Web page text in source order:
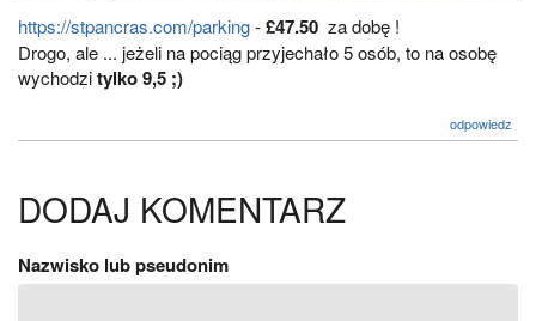
https://stpancras.com/parking-£47.50 za dobę !
Drogo, ale ... jeżeli na pociąg przyjechało 5 osób, to na osobę
wychodzitylko 9,5 ;)
odpowiedz
DODAJ KOMENTARZ
Nazwisko lub pseudonim